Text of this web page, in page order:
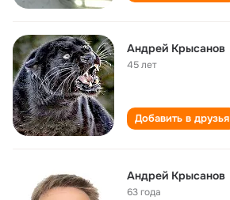
Андрей Крысанов
45 лет
Добавить в друзья
Андрей Крысанов
63 года